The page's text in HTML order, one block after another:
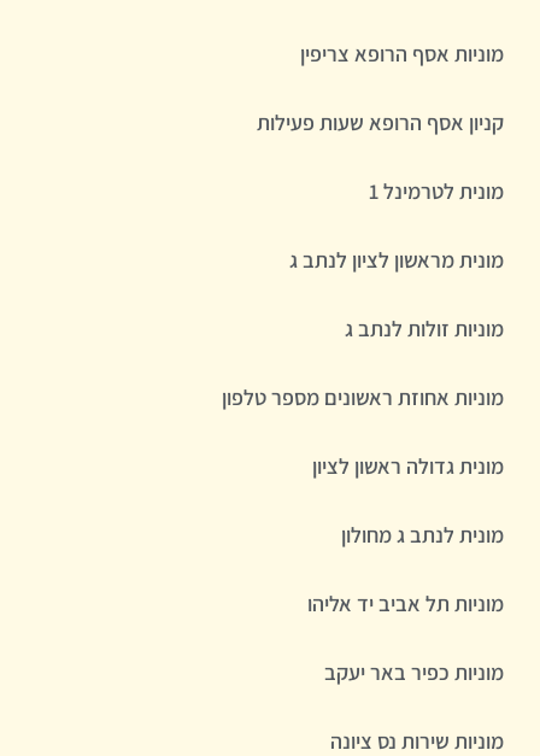
מוניות אסף הרופא צריפין
קניון אסף הרופא שעות פעילות
מונית לטרמינל 1
מונית מראשון לציון לנתב ג
מוניות זולות לנתב ג
מוניות אחוזת ראשונים מספר טלפון
מונית גדולה ראשון לציון
מונית לנתב ג מחולון
מוניות תל אביב יד אליהו
מוניות כפיר באר יעקב
מוניות שירות נס ציונה